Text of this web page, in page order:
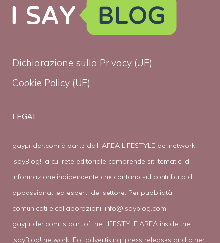
Dichiarazione sulla Privacy (UE)
Cookie Policy (UE)
LEGAL
gayprider.com è parte dell' AREA LIFESTYLE del network
IsayBlog! la cui rete editoriale comprende siti tematici di
informazione indipendente che contano sul contributo di
appassionati ed esperti del settore. Per pubblicità,
comunicati e collaborazioni: info@isayblog.com
gayprider.com is part of the LIFESTYLE AREA inside the
IsayBlog! network. For advertising, press releases and other